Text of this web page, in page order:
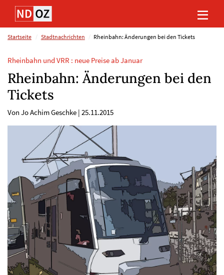
Direkt
Inhalt
(Eingabetaste)
Direkt
Hauptmenu
(Eingabetaste)
Direkt
Suche
(Eingabetaste)
Direkt
Footer
(Eingabetaste)
Startseite Stadtnachrichten Rheinbahn: Änderungen bei den Tickets
Rheinbahn und VRR : neue Preise ab Januar
Rheinbahn: Änderungen bei den
Tickets
Von Jo Achim Geschke | 25.11.2015